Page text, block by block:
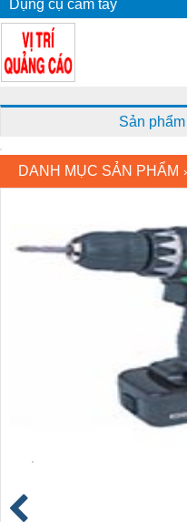
Dụng cụ cầm tay
Sản
DANH MỤC SẢN PHẨM